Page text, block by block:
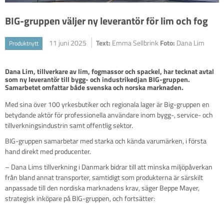
BIG-gruppen väljer ny leverantör för lim och fog
Produktnytt 11 juni 2025 Text: Emma Sellbrink Foto: Dana Lim
Dana Lim, tillverkare av lim, fogmassor och spackel, har tecknat avtal
som ny leverantör till bygg- och industrikedjan BIG-gruppen.
Samarbetet omfattar både svenska och norska marknaden.
Med sina över 100 yrkesbutiker och regionala lager är Big-gruppen en
betydande aktör för professionella användare inom bygg-, service- och
tillverkningsindustrin samt offentlig sektor.
BIG-gruppen samarbetar med starka och kända varumärken, i första
hand direkt med producenter.
– Dana Lims tillverkning i Danmark bidrar till att minska miljöpåverkan
från bland annat transporter, samtidigt som produkterna är särskilt
anpassade till den nordiska marknadens krav, säger Beppe Mayer,
strategisk inköpare på BIG-gruppen, och fortsätter: